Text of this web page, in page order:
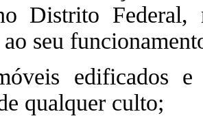
Distrito Federal,
seu
edificados e
qualquer culto;